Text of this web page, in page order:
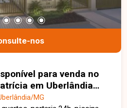
nos
para venda no
em Uberlândia-
MG